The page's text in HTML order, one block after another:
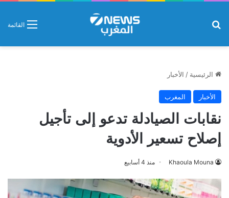
القائمة
الرئيسية / الأخبار
الأخبار المغرب
نقابات الصيادلة تدعو إلى تأجيل
إصلاح تسعير الأدوية
Khaoula Mouna منذ 4 أسابيع